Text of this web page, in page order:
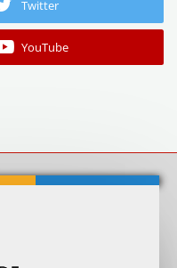
Twitter
YouTube